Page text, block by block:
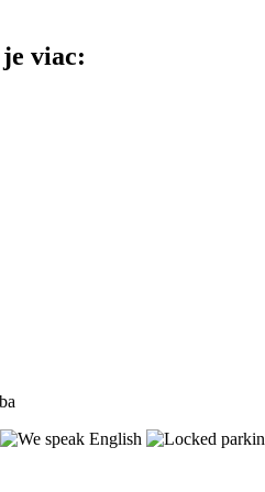
viac: